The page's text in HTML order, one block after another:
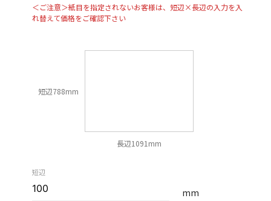
＜ご注意＞紙目を指定されないお客様は、短辺×長辺の入力を入
れ替えて価格をご確認下さい
短辺788mm
長辺1091mm
短辺
mm